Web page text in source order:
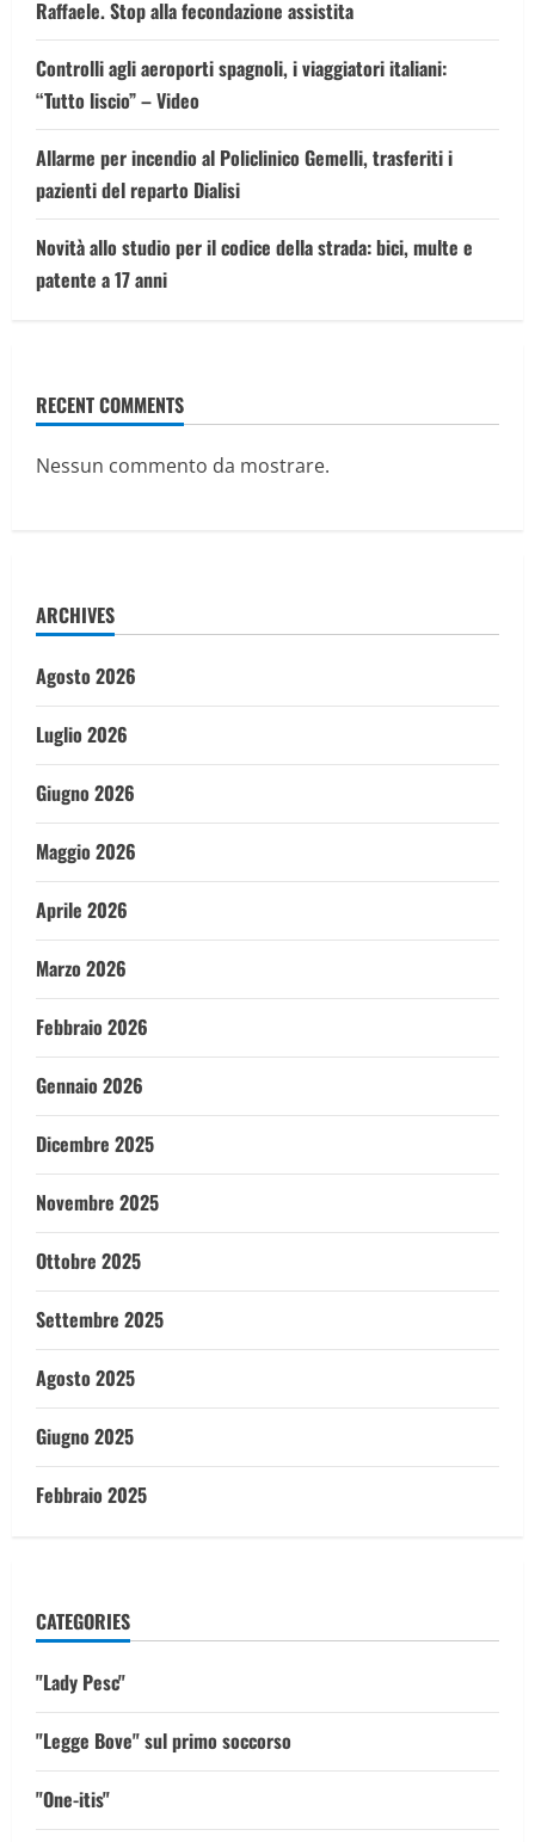
Raffaele. Stop alla fecondazione assistita
Controlli agli aeroporti spagnoli, i viaggiatori italiani:
“Tutto liscio” – Video
Allarme per incendio al Policlinico Gemelli, trasferiti i
pazienti del reparto Dialisi
Novità allo studio per il codice della strada: bici, multe e
patente a 17 anni
RECENT COMMENTS
Nessun commento da mostrare.
ARCHIVES
Agosto 2026
Luglio 2026
Giugno 2026
Maggio 2026
Aprile 2026
Marzo 2026
Febbraio 2026
Gennaio 2026
Dicembre 2025
Novembre 2025
Ottobre 2025
Settembre 2025
Agosto 2025
Giugno 2025
Febbraio 2025
CATEGORIES
"Lady Pesc"
"Legge Bove" sul primo soccorso
"One-itis"